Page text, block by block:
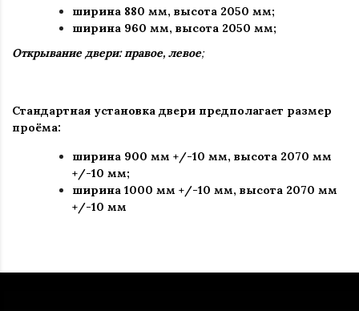
ширина 880 мм, высота 2050 мм;
ширина 960 мм, высота 2050 мм;
Открывание двери: правое, левое;
Стандартная установка двери предполагает размер
проёма:
ширина 900 мм +/-10 мм, высота 2070 мм
+/-10 мм;
ширина 1000 мм +/-10 мм, высота 2070 мм
+/-10 мм